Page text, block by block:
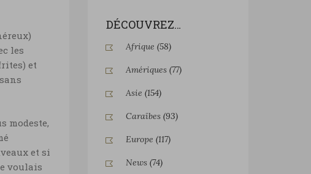
les
et
modeste,
et si
voulais
DÉCOUVREZ…
Afrique (58)
Amériques(77)
Asie (154)
Caraïbes(93)
Europe (117)
News(74)